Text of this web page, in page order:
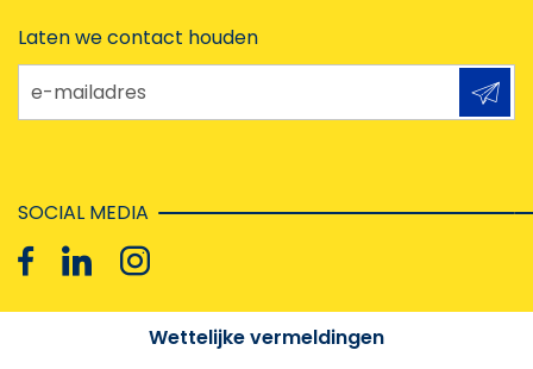
Laten we contact houden
e-mailadres
SOCIAL MEDIA
Wettelijke vermeldingen